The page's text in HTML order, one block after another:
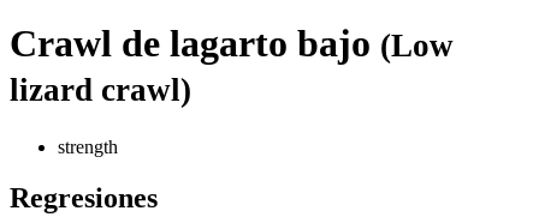
Crawl de lagarto bajo (Low
lizard crawl)
strength
Regresiones